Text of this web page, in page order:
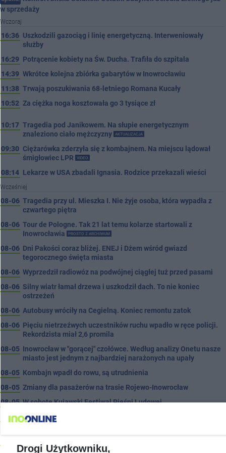
w sprzedaży
Wczoraj
16:36 Uszkodzili gazociąg i linię energetyczną. Interweniowały
służby
16:29 Potrącenie kobiety na Św. Ducha. Trafiła do szpitala
14:39 Wkrótce kolejna zbiórka gabarytów w Inowrocławiu
11:38 Trwają poszukiwania 68-letniego Romana Kucały
10:52 Za ciężka noga kosztowała go 3 tysiące zł
10:17 Tragedia pod Janikowem. Na słupie energetycznym
znaleziono ciało mężczyzny
AKTUALIZACJA
09:30 Ciężarówka zderzyła się z kombajnem. Na miejscu lądował
śmigłowiec LPR
VIDEO
08:14 Lekarze w USA zbadali Ignasia. Rodzice przekazali wieści
Wcześniej
08-06 Tragedia przy ul. Mieszka I. Nie żyje osoba, która wypadła z
czwartego piętra
08-06 Tour de Pologne. Tak 21 lat temu kolarze startowali z
Inowrocławia
PROSTO Z ARCHIWUM
08-06 Dni Pakości coraz bliżej. ENEJ i Dżem wśród gwiazd
tegorocznego święta miasta
08-06 Wyprzedził radiowóz na podwójnej ciągłej tuż przed pasami
08-06 Silny wiatr łamał drzewa i uszkodził dach. To nie koniec
ostrzeżeń
08-06 Autobusy wróciły na Cegielną. Koniec remontu zatok
08-06 Pięciu nietrzeźwych uczestników ruchu wpadło w ręce policji.
Rekordzista miał 2,6 promila
08-05 Inowrocław w "gorącej" czołówce. Według analizy Onetu nasze
miasto jest jednym z najbardziej narażonych na upały
08-05 Kombajn wpadł do rowu, są utrudnienia
08-05 Zmiany dla pasażerów na trasie Rojewo-Inowrocław
08-05 W sobotę Kujawski Festiwal Pieśni Ludowej
08-05 Podczas burzy ucierpiał komin. Konieczna była interwencja
Drogi Użytkowniku,